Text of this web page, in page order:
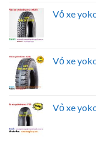
Vỏ xe
Vỏ xe
Vỏ xe